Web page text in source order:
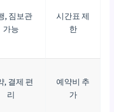
, 짐보관
가능
시간표 제
한
, 결제 편
리
예약비 추
가